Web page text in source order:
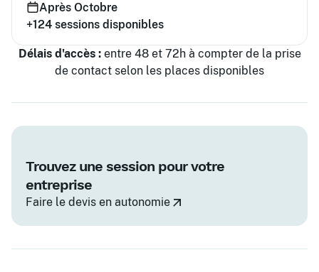
Après Octobre
+124 sessions disponibles
Délais d'accès :entre 48 et 72h à compter de la prise
de contact selon les places disponibles
Trouvez une session pour votre
entreprise
Faire le devis en autonomie